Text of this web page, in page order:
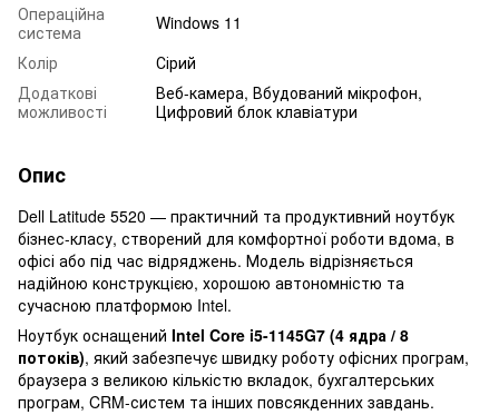
Операційна
система
Windows 11
Колір
Сірий
Додаткові
можливості
Веб-камера, Вбудований мікрофон,
Цифровий блок клавіатури
Опис
Dell Latitude 5520 — практичний та продуктивний ноутбук
бізнес-класу, створений для комфортної роботи вдома, в
офісі або під час відряджень. Модель відрізняється
надійною конструкцією, хорошою автономністю та
сучасною платформою Intel.
Ноутбук оснащений Intel Core i5-1145G7 (4 ядра / 8
потоків), який забезпечує швидку роботу офісних програм,
браузера з великою кількістю вкладок, бухгалтерських
програм, CRM-систем та інших повсякденних завдань.